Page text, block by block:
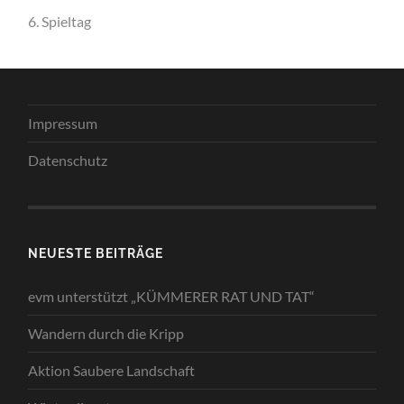
6. Spieltag
Impressum
Datenschutz
NEUESTE BEITRÄGE
evm unterstützt „KÜMMERER RAT UND TAT“
Wandern durch die Kripp
Aktion Saubere Landschaft